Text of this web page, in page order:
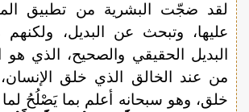
لقد ضجّت البشرية من تطبيق
عليها، وتبحث عن البديل،
البديل الحقيقي والصحيح، الذي هو
من عند الخالق الذي خلق
خلق، وهو سبحانه أعلم بما يَصْلُحُ